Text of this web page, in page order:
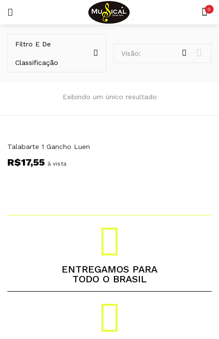
0
Exibindo um único resultado
Filtro E De
Classificação
Visão:
Talabarte 1 Gancho Luen
R$17,55 à vista
ENTREGAMOS PARA
TODO O BRASIL